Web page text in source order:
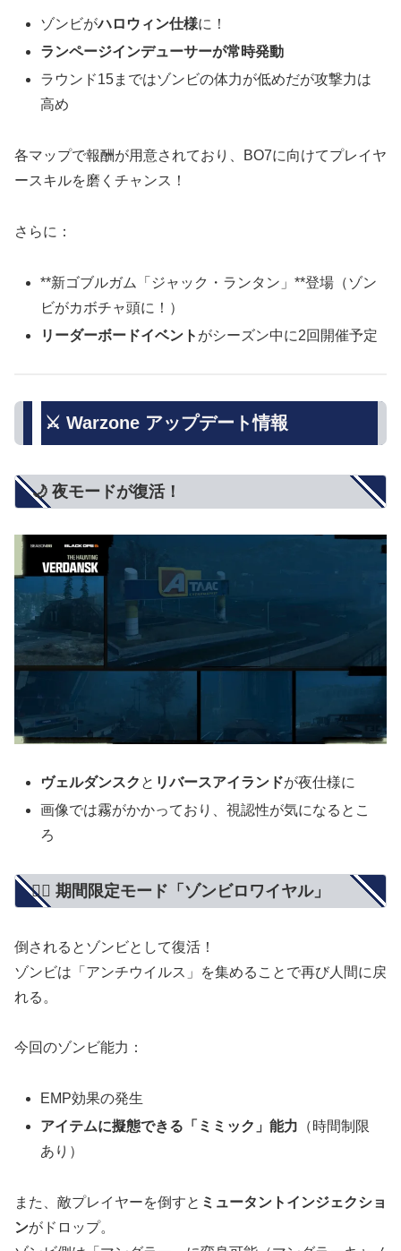
ゾンビがハロウィン仕様に！
ランページインデューサーが常時発動
ラウンド15まではゾンビの体力が低めだが攻撃力は
高め
各マップで報酬が用意されており、BO7に向けてプレイヤ
ースキルを磨くチャンス！
さらに：
**新ゴブルガム「ジャック・ランタン」**登場（ゾン
ビがカボチャ頭に！）
リーダーボードイベント がシーズン中に2回開催予定
⚔️ Warzone アップデート情報
🌙 夜モードが復活！
ヴェルダンスク と リバースアイランドが夜仕様に
画像では霧がかかっており、視認性が気になるとこ
ろ
🧟‍♀️ 期間限定モード「ゾンビロワイヤル」
倒されるとゾンビとして復活！
ゾンビは「アンチウイルス」を集めることで再び人間に戻
れる。
今回のゾンビ能力：
EMP効果の発生
アイテムに擬態できる「ミミック」能力 （時間制限
あり）
また、敵プレイヤーを倒すと ミュータントインジェクショ
ンがドロップ。